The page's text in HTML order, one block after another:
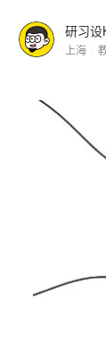
研习设
上海